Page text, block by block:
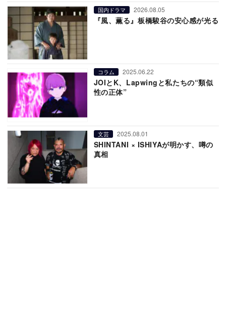
国内ドラマ 2026.08.05
『風、薫る』板橋駿谷の安心感が光る
コラム 2025.06.22
JOIとK、Lapwingと私たちの“類似
性の正体”
文芸 2025.08.01
SHINTANI × ISHIYAが明かす、噂の
真相